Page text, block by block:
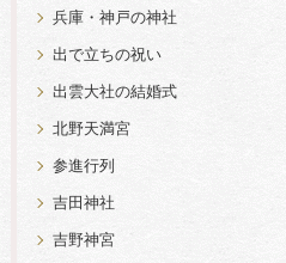
兵庫・神戸の神社
出で立ちの祝い
出雲大社の結婚式
北野天満宮
参進行列
吉田神社
吉野神宮